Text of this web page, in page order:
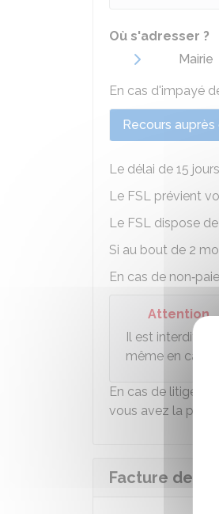
Où s'adresser ?
Mairie
En cas d'impayé
Recours auprès
Le délai de 15
Le FSL prévient
Le FSL dispose
Si au bout de 2
En cas de
Attention
Il est interdit à
même en cas
En cas de litige
vous avez la
Facture de